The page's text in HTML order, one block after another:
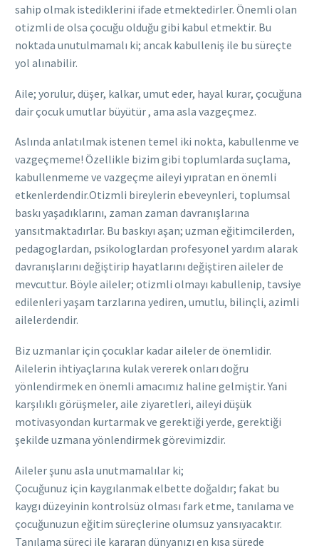
sahip olmak istediklerini ifade etmektedirler. Önemli olan
otizmli de olsa çocuğu olduğu gibi kabul etmektir. Bu
noktada unutulmamalı ki; ancak kabulleniş ile bu süreçte
yol alınabilir.
Aile; yorulur, düşer, kalkar, umut eder, hayal kurar, çocuğuna
dair çocuk umutlar büyütür , ama asla vazgeçmez.
Aslında anlatılmak istenen temel iki nokta, kabullenme ve
vazgeçmeme! Özellikle bizim gibi toplumlarda suçlama,
kabullenmeme ve vazgeçme aileyi yıpratan en önemli
etkenlerdendir.Otizmli bireylerin ebeveynleri, toplumsal
baskı yaşadıklarını, zaman zaman davranışlarına
yansıtmaktadırlar. Bu baskıyı aşan; uzman eğitimcilerden,
pedagoglardan, psikologlardan profesyonel yardım alarak
davranışlarını değiştirip hayatlarını değiştiren aileler de
mevcuttur. Böyle aileler; otizmli olmayı kabullenip, tavsiye
edilenleri yaşam tarzlarına yediren, umutlu, bilinçli, azimli
ailelerdendir.
Biz uzmanlar için çocuklar kadar aileler de önemlidir.
Ailelerin ihtiyaçlarına kulak vererek onları doğru
yönlendirmek en önemli amacımız haline gelmiştir. Yani
karşılıklı görüşmeler, aile ziyaretleri, aileyi düşük
motivasyondan kurtarmak ve gerektiği yerde, gerektiği
şekilde uzmana yönlendirmek görevimizdir.
Aileler şunu asla unutmamalılar ki;
Çocuğunuz için kaygılanmak elbette doğaldır; fakat bu
kaygı düzeyinin kontrolsüz olması fark etme, tanılama ve
çocuğunuzun eğitim süreçlerine olumsuz yansıyacaktır.
Tanılama süreci ile kararan dünyanızı en kısa sürede